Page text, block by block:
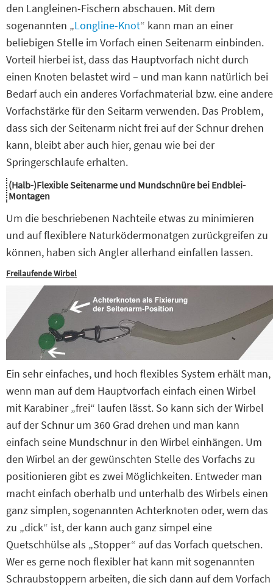
den Langleinen-Fischern abschauen. Mit dem
sogenannten „Longline-Knot“ kann man an einer
beliebigen Stelle im Vorfach einen Seitenarm einbinden.
Vorteil hierbei ist, dass das Hauptvorfach nicht durch
einen Knoten belastet wird – und man kann natürlich bei
Bedarf auch ein anderes Vorfachmaterial bzw. eine andere
Vorfachstärke für den Seitarm verwenden. Das Problem,
dass sich der Seitenarm nicht frei auf der Schnur drehen
kann, bleibt aber auch hier, genau wie bei der
Springerschlaufe erhalten.
(Halb-)Flexible Seitenarme und Mundschnüre bei Endblei-
Montagen
Um die beschriebenen Nachteile etwas zu minimieren
und auf flexiblere Naturködermonatgen zurückgreifen zu
können, haben sich Angler allerhand einfallen lassen.
Freilaufende Wirbel
Ein sehr einfaches, und hoch flexibles System erhält man,
wenn man auf dem Hauptvorfach einfach einen Wirbel
mit Karabiner „frei“ laufen lässt. So kann sich der Wirbel
auf der Schnur um 360 Grad drehen und man kann
einfach seine Mundschnur in den Wirbel einhängen. Um
den Wirbel an der gewünschten Stelle des Vorfachs zu
positionieren gibt es zwei Möglichkeiten. Entweder man
macht einfach oberhalb und unterhalb des Wirbels einen
ganz simplen, sogenannten Achterknoten oder, wem das
zu „dick“ ist, der kann auch ganz simpel eine
Quetschhülse als „Stopper“ auf das Vorfach quetschen.
Wer es gerne noch flexibler hat kann mit sogenannten
Schraubstoppern arbeiten, die sich dann auf dem Vorfach